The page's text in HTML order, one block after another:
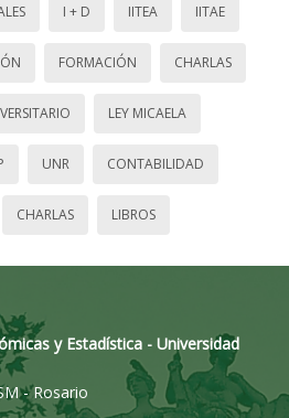
I + D IITEA IITAE
FORMACIÓN CHARLAS
LEY MICAELA
UNR CONTABILIDAD
CHARLAS LIBROS
y Estadística - Universidad
- Rosario